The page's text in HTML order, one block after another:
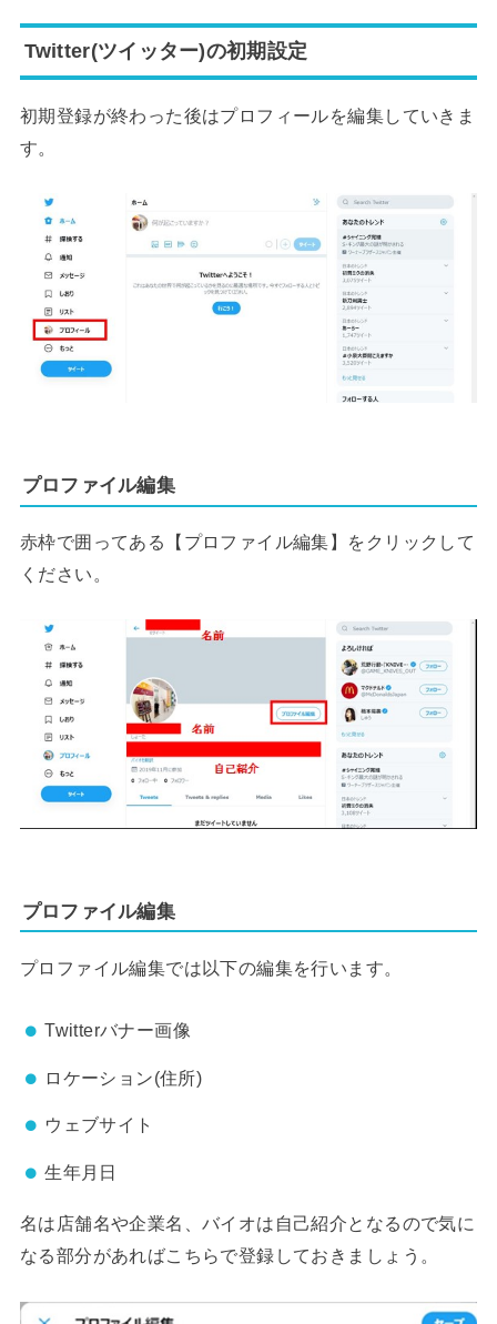
Twitter(ツイッター)の初期設定
初期登録が終わった後はプロフィールを編集していきま
す。
プロファイル編集
赤枠で囲ってある【プロファイル編集】をクリックして
ください。
プロファイル編集
プロファイル編集では以下の編集を行います。
Twitterバナー画像
ロケーション(住所)
ウェブサイト
生年月日
名は店舗名や企業名、バイオは自己紹介となるので気に
なる部分があればこちらで登録しておきましょう。